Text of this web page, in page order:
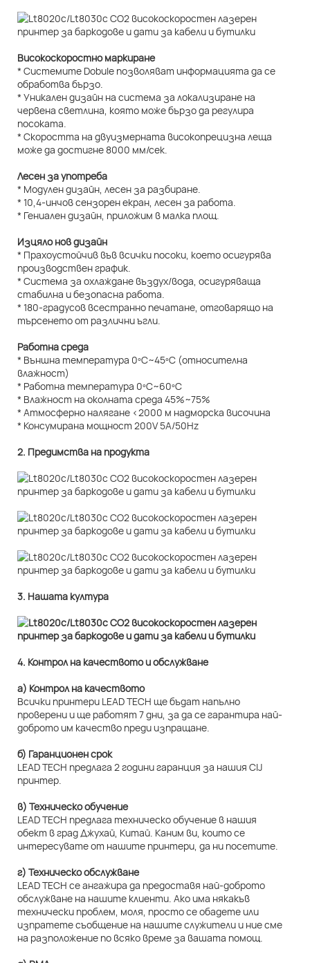
Високоскоростно маркиране
* Системите Dobule позволяват информацията да се
обработва бързо.
* Уникален дизайн на система за локализиране на
червена светлина, която може бързо да регулира
посоката.
* Скоростта на двуизмерната високопрецизна леща
може да достигне 8000 мм/сек.
Лесен за употреба
* Модулен дизайн, лесен за разбиране.
* 10,4-инчов сензорен екран, лесен за работа.
* Гениален дизайн, приложим в малка площ.
Изцяло нов дизайн
* Прахоустойчив във всички посоки, което осигурява
производствен график.
* Система за охлаждане въздух/вода, осигуряваща
стабилна и безопасна работа.
* 180-градусов всестранно печатане, отговарящо на
търсенето от различни ъгли.
Работна среда
* Външна температура 0ºC~45ºC (относителна
влажност)
* Работна температура 0ºC~60ºC
* Влажност на околната среда 45%~75%
* Атмосферно налягане <2000 м надморска височина
* Консумирана мощност 200V 5A/50Hz
2. Предимства на продукта
3. Нашата култура
4. Контрол на качеството и обслужване
а) Контрол на качеството
Всички принтери LEAD TECH ще бъдат напълно
проверени и ще работят 7 дни, за да се гарантира най-
доброто им качество преди изпращане.
б) Гаранционен срок
LEAD TECH предлага 2 години гаранция за нашия CIJ
принтер.
в) Техническо обучение
LEAD TECH предлага техническо обучение в нашия
обект в град Джухай, Китай. Каним ви, които се
интересувате от нашите принтери, да ни посетите.
г) Техническо обслужване
LEAD TECH се ангажира да предоставя най-доброто
обслужване на нашите клиенти. Ако има някакъв
технически проблем, моля, просто се обадете или
изпратете съобщение на нашите служители и ние сме
на разположение по всяко време за вашата помощ.